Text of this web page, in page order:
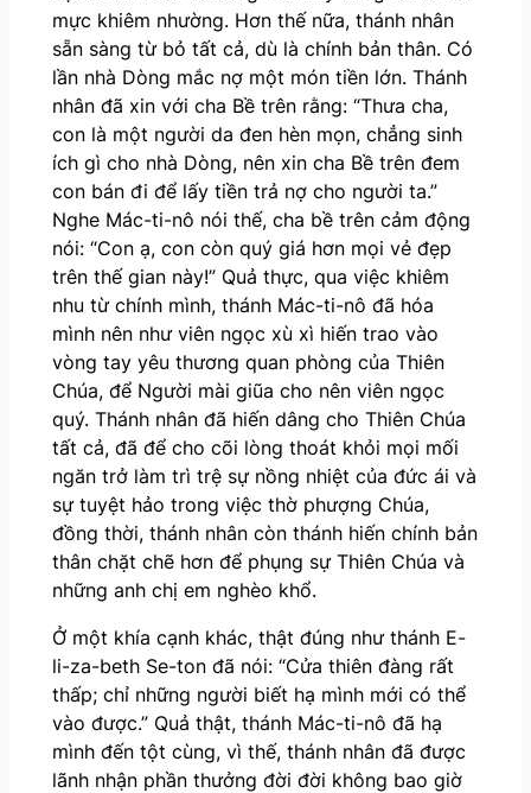
mực khiêm nhường. Hơn thế nữa, thánh nhân
sẵn sàng từ bỏ tất cả, dù là chính bản thân. Có
lần nhà Dòng mắc nợ một món tiền lớn. Thánh
nhân đã xin với cha Bề trên rằng: “Thưa cha,
con là một người da đen hèn mọn, chẳng sinh
ích gì cho nhà Dòng, nên xin cha Bề trên đem
con bán đi để lấy tiền trả nợ cho người ta.”
Nghe Mác-ti-nô nói thế, cha bề trên cảm động
nói: “Con ạ, con còn quý giá hơn mọi vẻ đẹp
trên thế gian này!” Quả thực, qua việc khiêm
nhu từ chính mình, thánh Mác-ti-nô đã hóa
mình nên như viên ngọc xù xì hiến trao vào
vòng tay yêu thương quan phòng của Thiên
Chúa, để Người mài giũa cho nên viên ngọc
quý. Thánh nhân đã hiến dâng cho Thiên Chúa
tất cả, đã để cho cõi lòng thoát khỏi mọi mối
ngăn trở làm trì trệ sự nồng nhiệt của đức ái và
sự tuyệt hảo trong việc thờ phượng Chúa,
đồng thời, thánh nhân còn thánh hiến chính bản
thân chặt chẽ hơn để phụng sự Thiên Chúa và
những anh chị em nghèo khổ.
Ở một khía cạnh khác, thật đúng như thánh E-
li-za-beth Se-ton đã nói: “Cửa thiên đàng rất
thấp; chỉ những người biết hạ mình mới có thể
vào được.” Quả thật, thánh Mác-ti-nô đã hạ
mình đến tột cùng, vì thế, thánh nhân đã được
lãnh nhận phần thưởng đời đời không bao giờ